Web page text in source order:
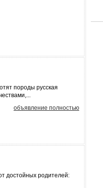
породы русская
объявление полностью
достойных родителей: